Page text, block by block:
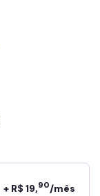
+ R$ 19,90/mês